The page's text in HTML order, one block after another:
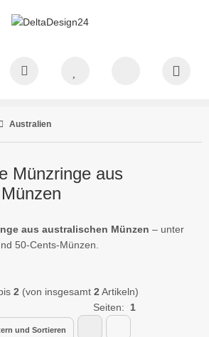
Australien
Münzringe aus
aus australischen Münzen – unter
50-Cents-Münzen.
und Sortieren
2 (von insgesamt 2 Artikeln)
Seiten: 1